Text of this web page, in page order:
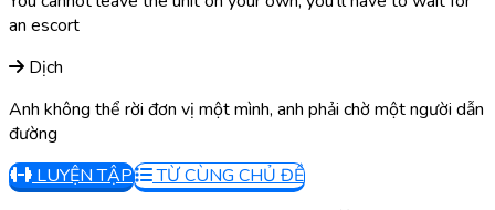
an escort
Dịch
Anh không thể rời đơn vị một mình, anh phải chờ một người dẫn
đường
LUYỆN TẬP
TỪ CÙNG CHỦ ĐỀ